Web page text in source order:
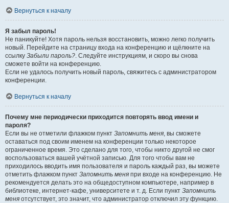
Вернуться к началу
Я забыл пароль!
Не паникуйте! Хотя пароль нельзя восстановить, можно легко получить
новый. Перейдите на страницу входа на конференцию и щёлкните на
ссылку Забыли пароль? . Следуйте инструкциям, и скоро вы снова
сможете войти на конференцию.
Если не удалось получить новый пароль, свяжитесь с администратором
конференции.
Вернуться к началу
Почему мне периодически приходится повторять ввод имени и
пароля?
Если вы не отметили флажком пункт Запомнить меня , вы сможете
оставаться под своим именем на конференции только некоторое
ограниченное время. Это сделано для того, чтобы никто другой не смог
воспользоваться вашей учётной записью. Для того чтобы вам не
приходилось вводить имя пользователя и пароль каждый раз, вы можете
отметить флажком пункт Запомнить меня при входе на конференцию. Не
рекомендуется делать это на общедоступном компьютере, например в
библиотеке, интернет-кафе, университете и т. д. Если пункт Запомнить
меня отсутствует, это значит, что администратор отключил эту функцию.